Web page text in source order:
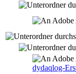
dydaqlog-